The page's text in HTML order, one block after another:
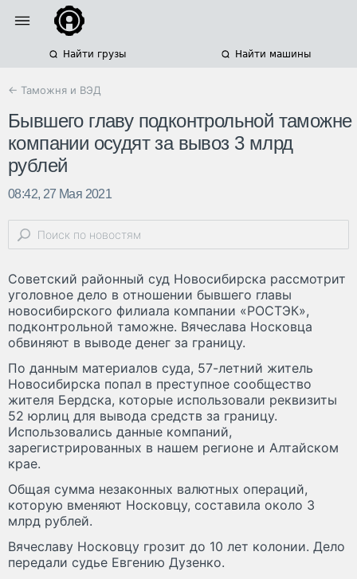
Найти грузы Найти машины
← Таможня и ВЭД
Бывшего главу подконтрольной таможне
компании осудят за вывоз 3 млрд
рублей
08:42, 27 Мая 2021
Советский районный суд Новосибирска рассмотрит
уголовное дело в отношении бывшего главы
новосибирского филиала компании «РОСТЭК»,
подконтрольной таможне. Вячеслава Носковца
обвиняют в выводе денег за границу.
По данным материалов суда, 57-летний житель
Новосибирска попал в преступное сообщество
жителя Бердска, которые использовали реквизиты
52 юрлиц для вывода средств за границу.
Использовались данные компаний,
зарегистрированных в нашем регионе и Алтайском
крае.
Общая сумма незаконных валютных операций,
которую вменяют Носковцу, составила около 3
млрд рублей.
Вячеславу Носковцу грозит до 10 лет колонии. Дело
передали судье Евгению Дузенко.